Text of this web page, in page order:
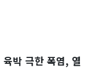
박 극한 폭염, 열